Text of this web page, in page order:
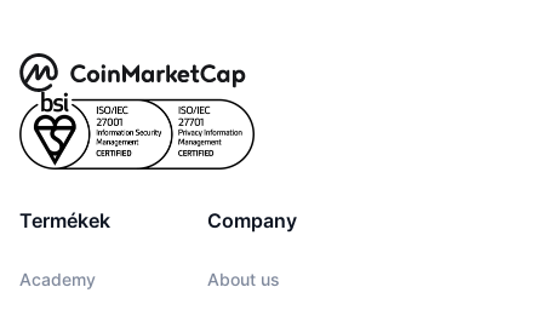
Termékek
Academy
Company
About us